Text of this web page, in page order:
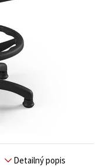
Detailný popis